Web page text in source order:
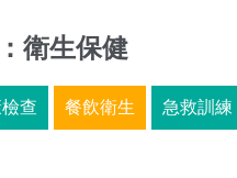
衛生保健
查 餐飲衛生 急救訓練